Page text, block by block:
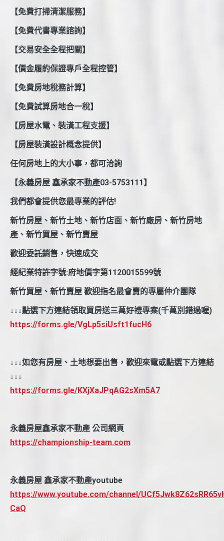
【免費打掃清潔服務】
【免費代書專業諮詢】
【交易安全全程把關】
【價金履約保證專戶全程控管】
【免費房地稅務計算】
【免費試算房地合一稅】
【房屋水電、裝潢工程支援】
【房屋裝潢設計概念提供】
任何房地上的大小事，都可洽詢
【永義房屋 鑫承家不動產03-5753111】
我們都會提供您最專業的評估!
新竹房屋、新竹土地、新竹店面、新竹廠房、新竹房地
產、新竹買屋、新竹賣屋
歡迎委託銷售，快速成交
經紀業特許字號:府地價字第1120015599號
新竹買屋、新竹賣屋 歡迎指名最會賣的專屬仲介團隊
↓↓↓點選下方連結領取買房送三萬好禮專案(千萬別錯過喔)
https://forms.gle/VgLp5siUsft1fucH6
↓↓↓如您有房屋、土地想要出售，歡迎來電或點選下方連結
↓↓↓
https://forms.gle/KXjXaJPqAG2sXm5A7
永義房屋鑫承家不動產 公司網頁
https://championship-team.com
永義房屋 鑫承家不動產youtube
https://www.youtube.com/channel/
CaQ